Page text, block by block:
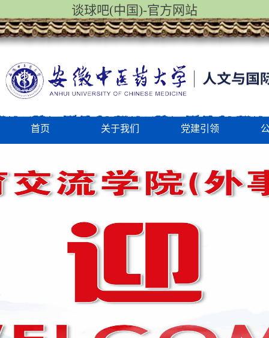
谈球吧(中国)-官方网站
首页 关于我们 党建引领